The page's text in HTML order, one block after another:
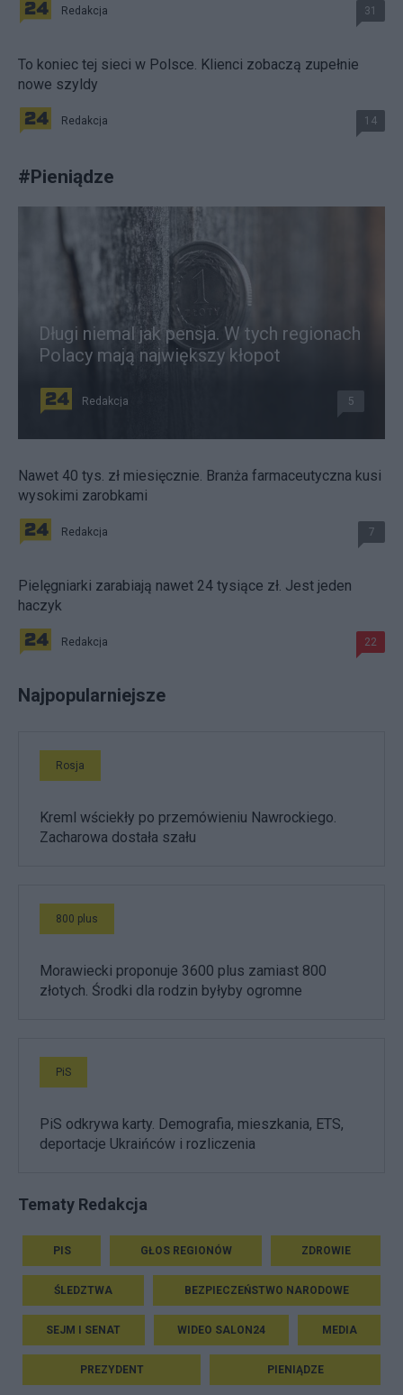
Redakcja 31
To koniec tej sieci w Polsce. Klienci zobaczą zupełnie
nowe szyldy
Redakcja 14
#Pieniądze
Długi niemal jak pensja. W tych regionach
Polacy mają największy kłopot
Redakcja 5
Nawet 40 tys. zł miesięcznie. Branża farmaceutyczna kusi
wysokimi zarobkami
Redakcja 7
Pielęgniarki zarabiają nawet 24 tysiące zł. Jest jeden
haczyk
Redakcja 22
Najpopularniejsze
Rosja
Kreml wściekły po przemówieniu Nawrockiego.
Zacharowa dostała szału
800 plus
Morawiecki proponuje 3600 plus zamiast 800
złotych. Środki dla rodzin byłyby ogromne
PiS
PiS odkrywa karty. Demografia, mieszkania, ETS,
deportacje Ukraińców i rozliczenia
Tematy Redakcja
PIS GŁOS REGIONÓW ZDROWIE
ŚLEDZTWA BEZPIECZEŃSTWO NARODOWE
SEJM I SENAT WIDEO SALON24 MEDIA
PREZYDENT PIENIĄDZE